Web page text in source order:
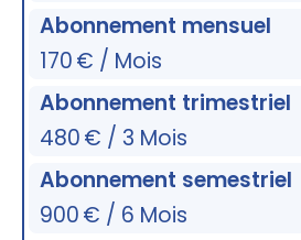
Abonnement mensuel
170 € / Mois
Abonnement trimestriel
480 € / 3 Mois
Abonnement semestriel
900 € / 6 Mois